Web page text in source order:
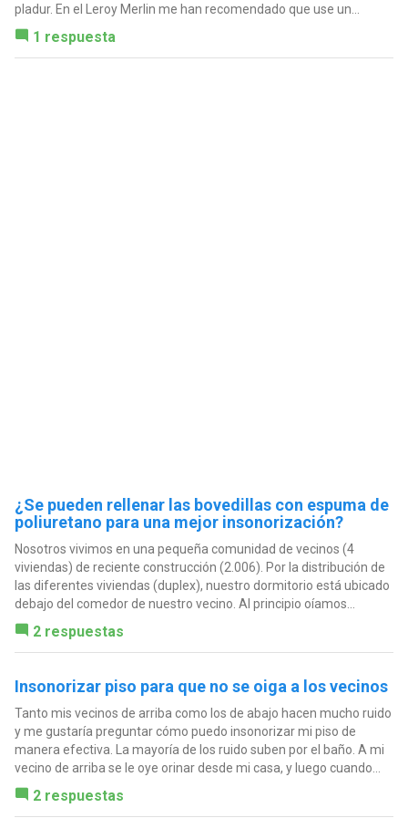
pladur. En el Leroy Merlin me han recomendado que use un...
1 respuesta
¿Se pueden rellenar las bovedillas con espuma de
poliuretano para una mejor insonorización?
Nosotros vivimos en una pequeña comunidad de vecinos (4
viviendas) de reciente construcción (2.006). Por la distribución de
las diferentes viviendas (duplex), nuestro dormitorio está ubicado
debajo del comedor de nuestro vecino. Al principio oíamos...
2 respuestas
Insonorizar piso para que no se oiga a los vecinos
Tanto mis vecinos de arriba como los de abajo hacen mucho ruido
y me gustaría preguntar cómo puedo insonorizar mi piso de
manera efectiva. La mayoría de los ruido suben por el baño. A mi
vecino de arriba se le oye orinar desde mi casa, y luego cuando...
2 respuestas